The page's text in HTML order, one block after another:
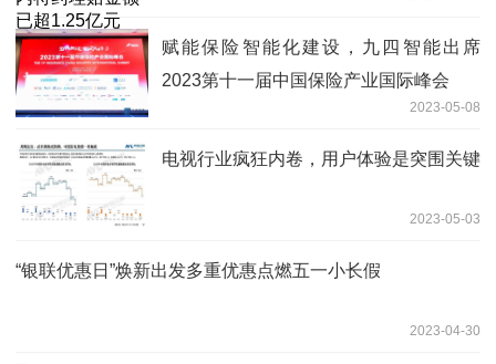
赋能保险智能化建设，九四智能出席
2023第十一届中国保险产业国际峰会
2023-05-08
电视行业疯狂内卷，用户体验是突围关键
2023-05-03
“银联优惠日”焕新出发多重优惠点燃五一小长假
2023-04-30